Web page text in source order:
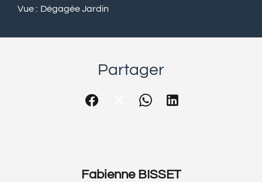
Vue
Dégagée Jardin
Partager
Fabienne BISSET